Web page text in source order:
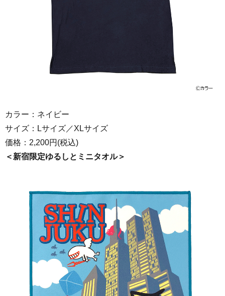
カラー：ネイビー
サイズ：Lサイズ／XLサイズ
価格：2,200円(税込)
＜新宿限定ゆるしとミニタオル＞